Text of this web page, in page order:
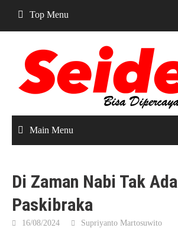
content
Top Menu
Main Menu
Di Zaman Nabi Tak Ada
Paskibraka
16/08/2024 Supriyanto Martosuwito